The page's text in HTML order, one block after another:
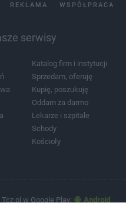
REKLAMA WSPÓŁPRACA
serwisy
Katalog firm i instytucji
Sprzedam, oferuję
Kupię, poszukuję
Oddam za darmo
Lekarze i szpitale
Schody
Kościoły
w Google Play: Android